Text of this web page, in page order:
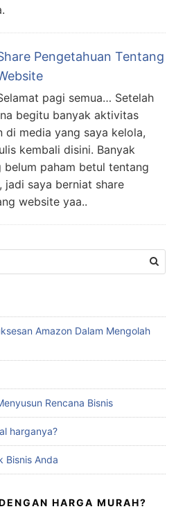
Pengetahuan Tentang
pagi semua… Setelah
begitu banyak aktivitas
di media yang saya kelola,
kembali disini. Banyak
paham betul tentang
jadi saya berniat share
website yaa..
Amazon Dalam Mengolah
Rencana Bisnis
harganya?
Bisnis Anda
HARGA MURAH?